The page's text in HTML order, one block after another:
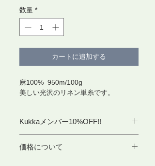
と
に
￥1,430
数量 *
カートに追加する
麻100% 950m/100g
美しい光沢のリネン単糸です。
Kukkaメンバー10%OFF!!
価格について